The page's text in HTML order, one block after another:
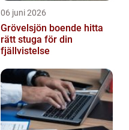
06 juni 2026
Grövelsjön boende hitta
rätt stuga för din
fjällvistelse